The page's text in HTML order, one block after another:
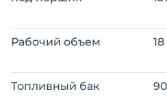
Рабочий объем 18
Топливный бак